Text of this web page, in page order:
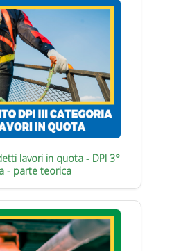
lavori in quota - DPI 3°
- parte teorica